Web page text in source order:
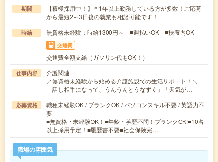
期間
【積極採用中！】＊1年以上勤務している方が多数！ご応募
から最短2～3日後の就業も相談可能です！
時給 無資格未経験：時給1300円～ ■週払いOK ■扶養内OK
交通費
交通費全額支給（ガソリン代もOK！）
仕事内容
介護関連
／無資格未経験から始める介護施設での生活サポート！＼
「話し相手になって、うんうんとうなずく」「天気が…
応募資格
職種未経験OK / ブランクOK / パソコンスキル不要 / 英語力不
要
■無資格・未経験OK！■年齢・学歴不問！ブランクOK!■10名
以上採用予定！■履歴書不要■社会保険完…
職場の雰囲気